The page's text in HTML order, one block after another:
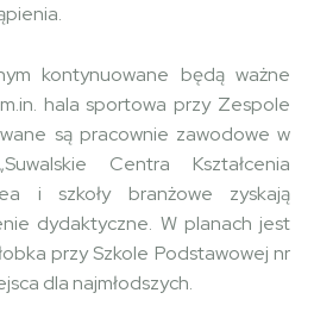
kontynuowane będą ważne
hala sportowa przy Zespole
są pracownie zawodowe w
Centra Kształcenia
i szkoły branżowe zyskają
dydaktyczne. W planach jest
przy Szkole Podstawowej nr
dla najmłodszych.